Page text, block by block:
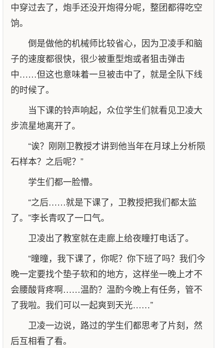
中穿过去了，炮手还没开炮得分呢，整团都得吃空
饷。
倒是做他的机械师比较省心，因为卫凌手和脑
子的速度都很快，很少被重型炮或者狙击弹击
中……但这也意味着一旦被击中了，就是全队下线
的时候了。
当下课的铃声响起，众位学生们就看见卫凌大
步流星地离开了。
“诶？刚刚卫教授才讲到他当年在月球上分析陨
石样本？之后呢？”
学生们都一脸懵。
“之后……就是下课了，卫教授把我们都太监
了。”李长青叹了一口气。
卫凌出了教室就在走廊上给夜瞳打电话了。
“曈曈，我下课了，你呢？你下班了吗？我们今
晚一定要找个垫子软和的地方，这样坐一晚上才不
会腰酸背疼啊……温酌？温酌今晚上有任务，管不
了我啦。我们可以一起爽到天光……”
卫凌一边说，路过的学生们都思考了片刻，然
后互相看了看。